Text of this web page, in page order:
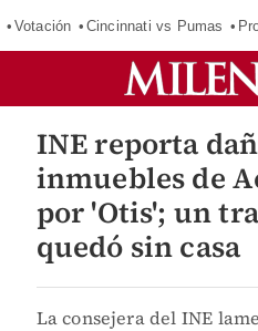
Votación Cincinnati vs Pumas
INE reporta
inmuebles de
por 'Otis'; un
quedó sin casa
La consejera del INE